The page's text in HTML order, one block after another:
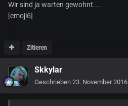
Wir sind ja warten gewohnt....
[emoji6]
Zitieren
Skkylar
Geschrieben 23. November 2016